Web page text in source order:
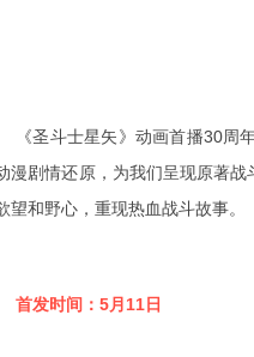
《圣斗士星矢》动画首播30
漫剧情还原，为我们呈现原著
望和野心，重现热血战斗故事。
首发时间：5月11日